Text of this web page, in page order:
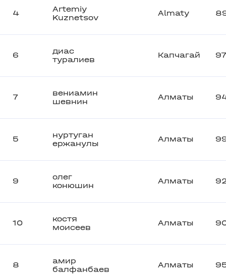
4
Artemiy
Kuznetsov
Almaty
6
диас
туралиев
Капчагай
7
вениамин
шевнин
Алматы
5
нуртуган
ержанулы
Алматы
9
олег
конюшин
Алматы
10
костя
моисеев
Алматы
8
амир
балфанбаев
Алматы